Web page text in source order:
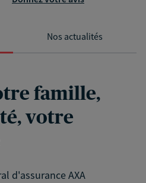
Nos actualités
famille,
votre
d'assurance AXA